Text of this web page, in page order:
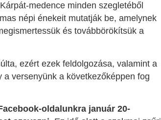
medence minden szegletéből
népi énekeit mutatják be, amelynek
és továbbörökítsük a
ezért ezek feldolgozása, valamint a
versenyünk a következőképpen fog
oldalunkra január 20-